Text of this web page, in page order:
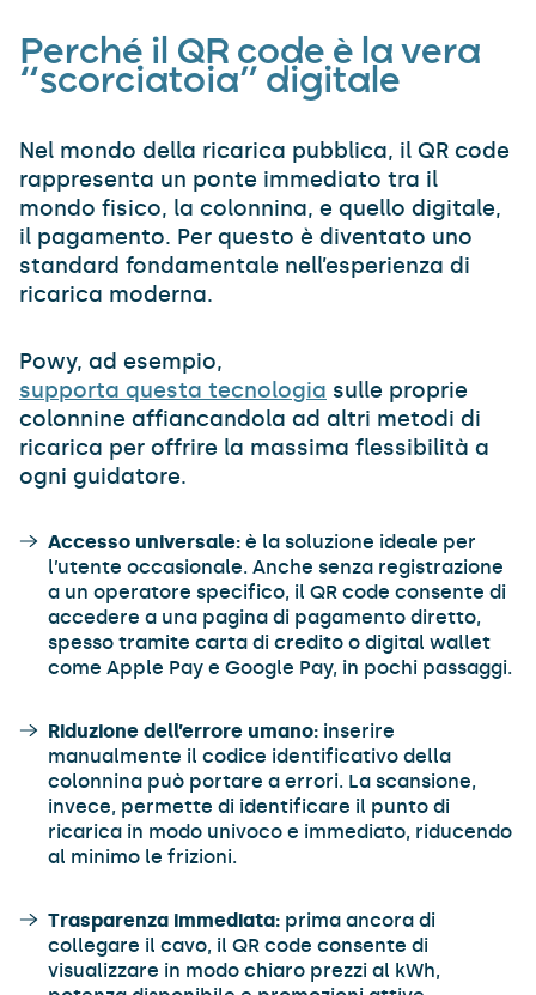
Perché il QR code è la vera
“scorciatoia” digitale
Nel mondo della ricarica pubblica, il QR code
rappresenta un ponte immediato tra il
mondo fisico, la colonnina, e quello digitale,
il pagamento. Per questo è diventato uno
standard fondamentale nell’esperienza di
ricarica moderna.
Powy, ad esempio,
supporta questa tecnologia sulle proprie
colonnine affiancandola ad altri metodi di
ricarica per offrire la massima flessibilità a
ogni guidatore.
Accesso universale: è la soluzione ideale per
l’utente occasionale. Anche senza registrazione
a un operatore specifico, il QR code consente di
accedere a una pagina di pagamento diretto,
spesso tramite carta di credito o digital wallet
come Apple Pay e Google Pay, in pochi passaggi.
Riduzione dell’errore umano: inserire
manualmente il codice identificativo della
colonnina può portare a errori. La scansione,
invece, permette di identificare il punto di
ricarica in modo univoco e immediato, riducendo
al minimo le frizioni.
Trasparenza immediata: prima ancora di
collegare il cavo, il QR code consente di
visualizzare in modo chiaro prezzi al kWh,